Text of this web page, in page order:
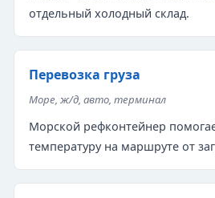
отдельный холодный склад.
Перевозка груза
Море, ж/д, авто, терминал
Морской рефконтейнер
температуру на маршруте от